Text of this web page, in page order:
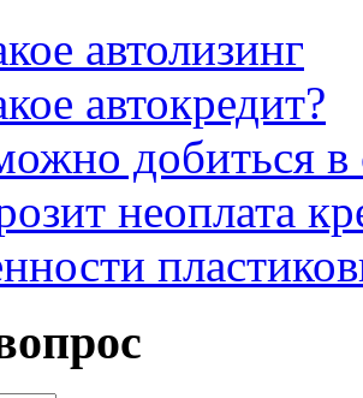
автолизинг
автокредит?
добиться в
неоплата